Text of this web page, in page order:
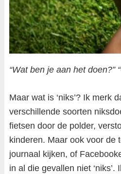
“Wat ben je aan het doen?”
Maar wat is ‘niks’? Ik merk
verschillende soorten
fietsen door de polder,
kinderen. Maar ook voor de
journaal kijken, of
in al die gevallen niet ‘niks’.